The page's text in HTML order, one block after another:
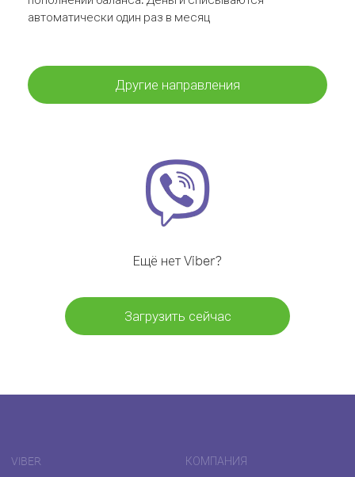
автоматически один раз в месяц
Другие направления
Ещё нет Viber?
Загрузить сейчас
VIBER КОМПАНИЯ